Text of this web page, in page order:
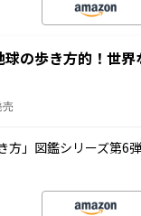
の歩き方的！世界
売
方」図鑑シリーズ第